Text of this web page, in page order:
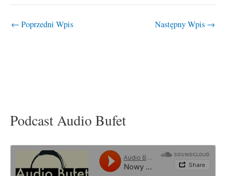
← Poprzedni Wpis Następny Wpis →
Podcast Audio Bufet